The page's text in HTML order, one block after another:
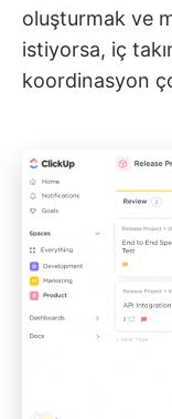
oluşturmak ve
istiyorsa, iç
koordinasyon